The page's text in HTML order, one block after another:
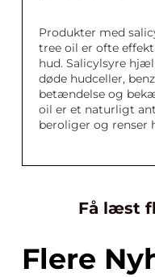
Produkter med
tree oil er ofte
hud. Salicylsyre
døde hudceller,
betændelse og
oil er et naturligt
beroliger og renser
Få læst
Flere